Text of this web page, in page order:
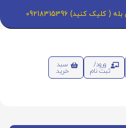
کنید) 09218315396
ورود/
ثبت نام
سبد
خرید